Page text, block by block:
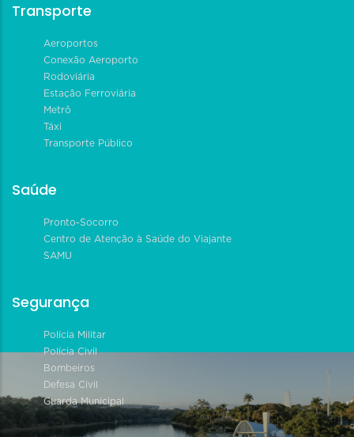
Transporte
Aeroportos
Conexão Aeroporto
Rodoviária
Estação Ferroviária
Metrô
Táxi
Transporte Público
Saúde
Pronto-Socorro
Centro de Atenção à Saúde do Viajante
SAMU
Segurança
Polícia Militar
Polícia Civil
Bombeiros
Defesa Civil
Guarda Municipal